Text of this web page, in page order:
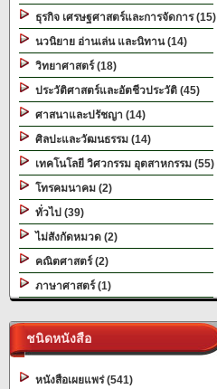
ธุรกิจ เศรษฐศาสตร์และการจัดการ (15)
นวนิยาย อ่านเล่น และนิทาน (14)
วิทยาศาสตร์ (18)
ประวัติศาสตร์และอัตชีวประวัติ (45)
ศาสนาและปรัชญา (14)
ศิลปะและวัฒนธรรม (14)
เทคโนโลยี วิศวกรรม อุตสาหกรรม (55)
โทรคมนาคม (2)
ทั่วไป (39)
ไม่สังกัดหมวด (2)
คณิตศาสตร์ (2)
ภาษาศาสตร์ (1)
ชนิดหนังสือ
หนังสือเผยแพร่ (541)